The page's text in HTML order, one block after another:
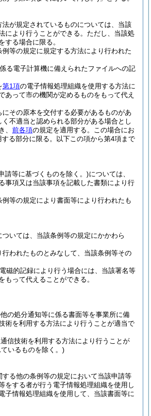
が規定されているものについては、当該
より行うことができる。 ただし、当該処
る場合に限る。
等の規定に規定する方法により行われた
る電子計算機に備えられたファイルへの記
第1項の電子情報処理組織を使用する方法に
って市の機関が定めるものをもって代え
その原本を交付する必要があるものがあ
不適当と認められる部分がある場合とし
、 前各項の規定を適用する。
この場合にお
る部分に限る。以下この項から第4項まで
請等に基づくものを除く。)については、
事項又は当該事項を記載した書類により行
等の規定により書面等により行われたも
いては、当該条例等の規定にかかわら
われたものとみなして、当該条例等その
磁的記録により行う場合には、当該署名等
って代えることができる。
の処分通知等に係る書面等を事業所に備
術を利用する方法により行うことが適当で
信技術を利用する方法により行うことが
いるものを除く。)
る他の条例等の規定において当該申請等
をする者が行う電子情報処理組織を使用し
子情報処理組織を使用して、当該書面等に